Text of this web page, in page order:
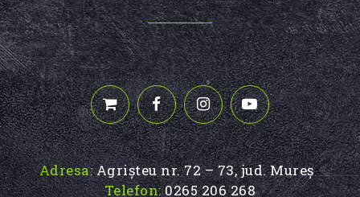
Adresa:Agrișteu nr. 72 – 73, jud. Mureș
Telefon:0265 206 268